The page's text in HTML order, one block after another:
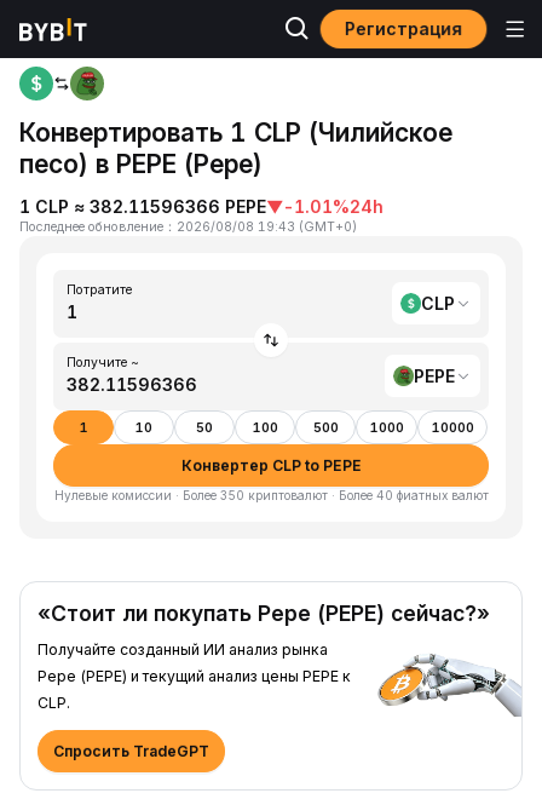
Регистрация
Главная
Конвертировать 1 CLP (Чилийское
песо) в PEPE (Pepe)
1 CLP ≈ 382.11596366 PEPE▼-1.01%24h
Последнее обновление ： 2026/08/08 19:43 (GMT+0)
Потратите
CLP
Получите ~
PEPE
1 10 50 100 500 1000 10000
Конвертер CLP to PEPE
Нулевые комиссии · Более 350 криптовалют · Более 40 фиатных валют
«Стоит ли покупать Pepe (PEPE) сейчас?»
Получайте созданный ИИ анализ рынка
Pepe (PEPE) и текущий анализ цены PEPE к
CLP.
Спросить TradeGPT